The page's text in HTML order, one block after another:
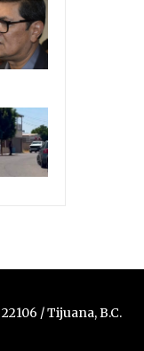
/ Tijuana, B.C.